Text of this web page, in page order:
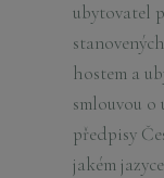
ubytovatel
hostem a
smlouvou
předpisy
jakém